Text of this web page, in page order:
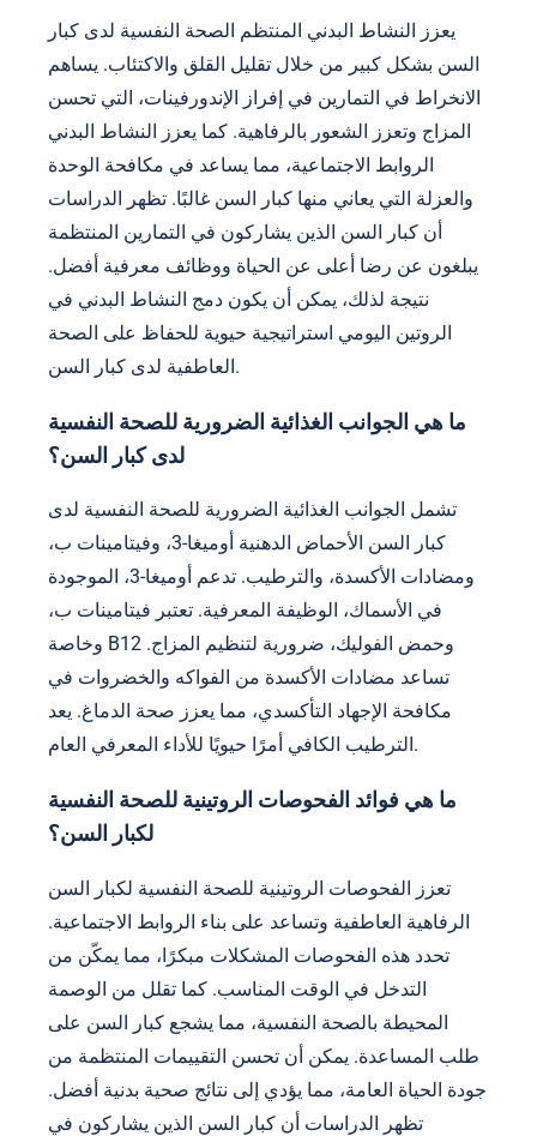
يعزز النشاط البدني المنتظم الصحة النفسية لدى كبار
السن بشكل كبير من خلال تقليل القلق والاكتئاب. يساهم
الانخراط في التمارين في إفراز الإندورفينات، التي تحسن
المزاج وتعزز الشعور بالرفاهية. كما يعزز النشاط البدني
الروابط الاجتماعية، مما يساعد في مكافحة الوحدة
والعزلة التي يعاني منها كبار السن غالبًا. تظهر الدراسات
أن كبار السن الذين يشاركون في التمارين المنتظمة
يبلغون عن رضا أعلى عن الحياة ووظائف معرفية أفضل.
نتيجة لذلك، يمكن أن يكون دمج النشاط البدني في
الروتين اليومي استراتيجية حيوية للحفاظ على الصحة
العاطفية لدى كبار السن.
ما هي الجوانب الغذائية الضرورية للصحة النفسية
لدى كبار السن؟
تشمل الجوانب الغذائية الضرورية للصحة النفسية لدى
كبار السن الأحماض الدهنية أوميغا-3، وفيتامينات ب،
ومضادات الأكسدة، والترطيب. تدعم أوميغا-3، الموجودة
في الأسماك، الوظيفة المعرفية. تعتبر فيتامينات ب،
وخاصة B12 وحمض الفوليك، ضرورية لتنظيم المزاج.
تساعد مضادات الأكسدة من الفواكه والخضروات في
مكافحة الإجهاد التأكسدي، مما يعزز صحة الدماغ. يعد
الترطيب الكافي أمرًا حيويًا للأداء المعرفي العام.
ما هي فوائد الفحوصات الروتينية للصحة النفسية
لكبار السن؟
تعزز الفحوصات الروتينية للصحة النفسية لكبار السن
الرفاهية العاطفية وتساعد على بناء الروابط الاجتماعية.
تحدد هذه الفحوصات المشكلات مبكرًا، مما يمكّن من
التدخل في الوقت المناسب. كما تقلل من الوصمة
المحيطة بالصحة النفسية، مما يشجع كبار السن على
طلب المساعدة. يمكن أن تحسن التقييمات المنتظمة من
جودة الحياة العامة، مما يؤدي إلى نتائج صحية بدنية أفضل.
تظهر الدراسات أن كبار السن الذين يشاركون في